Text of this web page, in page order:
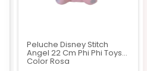
Peluche Disney Stitch
Angel 22 Cm Phi Phi Toys
Color Rosa